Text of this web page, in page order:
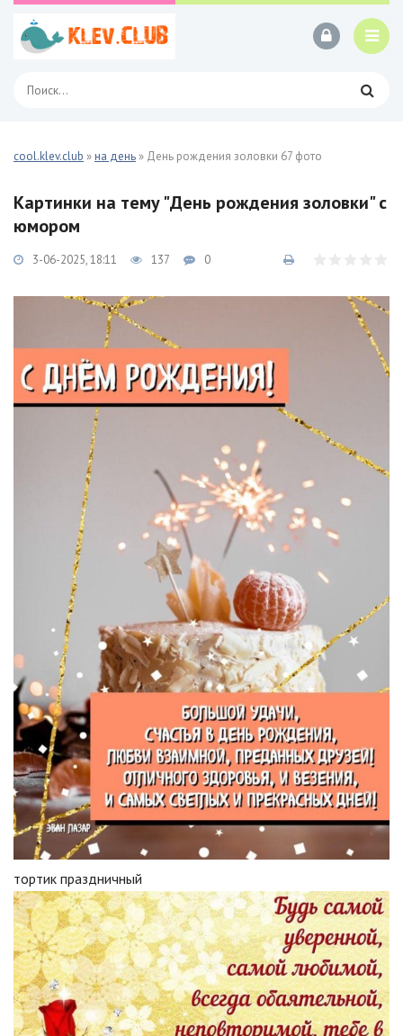
cool.klev.club »на день » День рождения золовки 67 фото
Картинки на тему "День рождения золовки" с
юмором
3-06-2025, 18:11 137 0
тортик праздничный